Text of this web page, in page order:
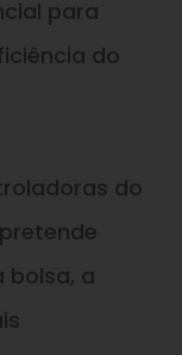
para
do
do
bolsa, a